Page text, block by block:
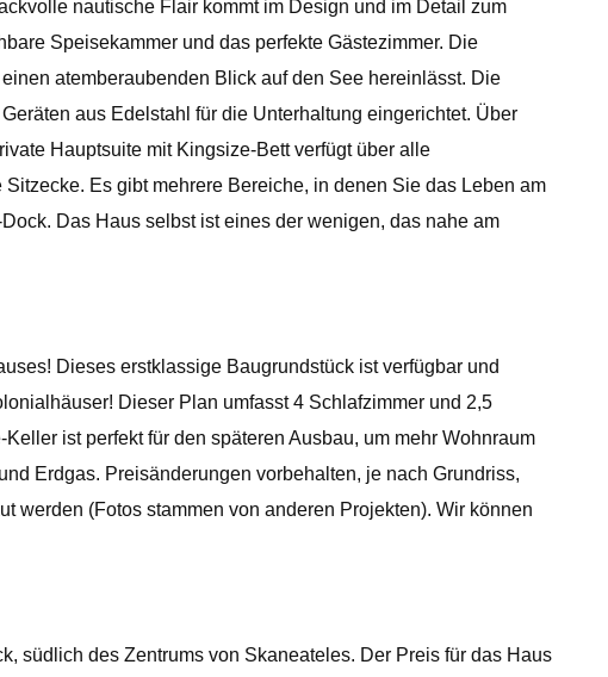
nautische Flair kommt im Design und im Detail zum
Speisekammer und das perfekte Gästezimmer. Die
atemberaubenden Blick auf den See hereinlässt. Die
aus Edelstahl für die Unterhaltung eingerichtet. Über
Hauptsuite mit Kingsize-Bett verfügt über alle
Es gibt mehrere Bereiche, in denen Sie das Leben am
Das Haus selbst ist eines der wenigen, das nahe am
Dieses erstklassige Baugrundstück ist verfügbar und
Dieser Plan umfasst 4 Schlafzimmer und 2,5
ist perfekt für den späteren Ausbau, um mehr Wohnraum
Erdgas. Preisänderungen vorbehalten, je nach Grundriss,
werden (Fotos stammen von anderen Projekten). Wir können
südlich des Zentrums von Skaneateles. Der Preis für das Haus